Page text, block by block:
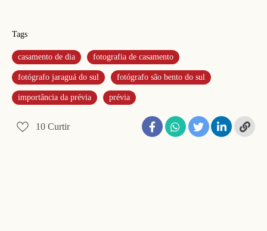
Tags
casamento de dia fotografia de casamento
fotógrafo jaraguá do sul fotógrafo são bento do sul
importância da prévia prévia
10 Curtir